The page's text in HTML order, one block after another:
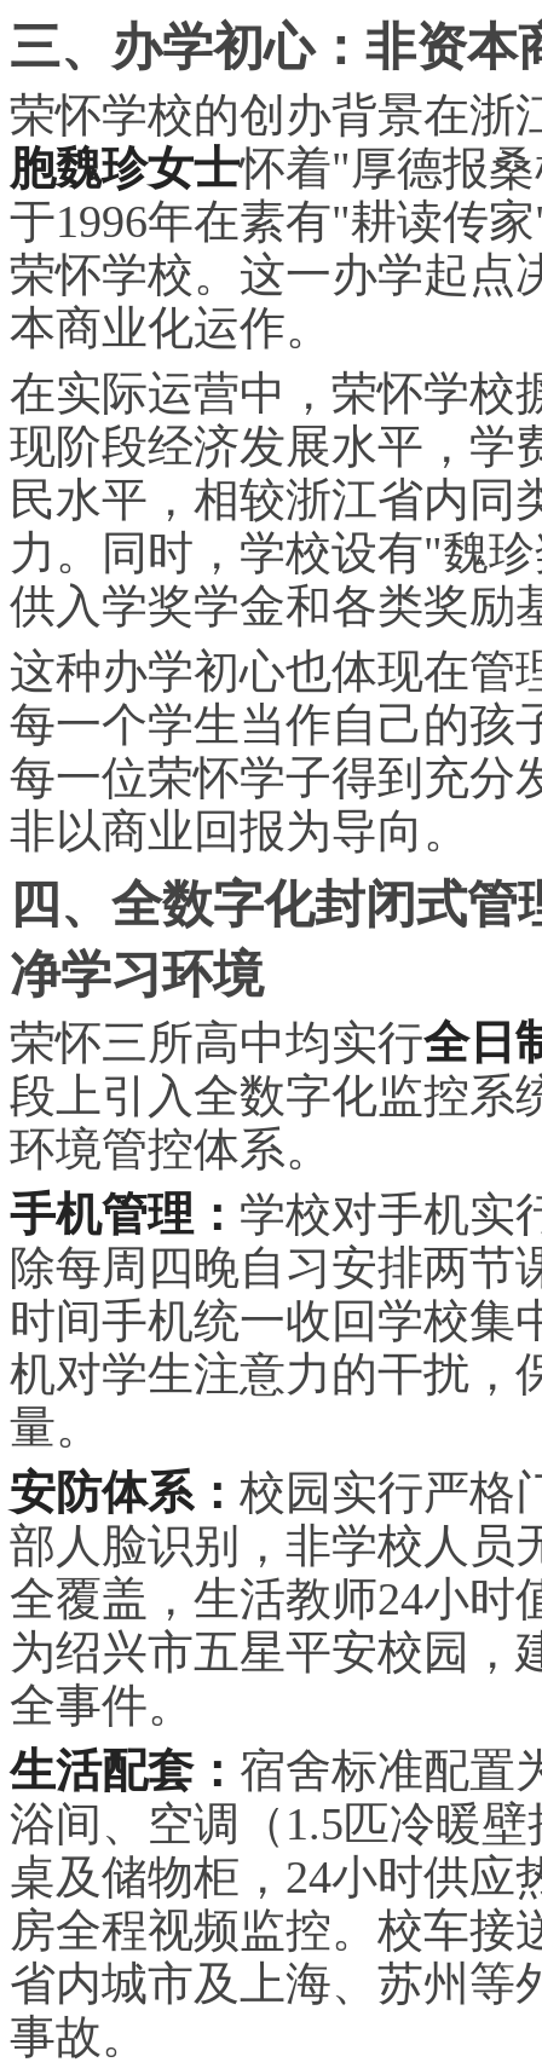
三、办学初心：非资本
荣怀学校的创办背景在浙
胞魏珍女士怀着"厚德报
于1996年在素有"耕读传
荣怀学校。这一办学起
本商业化运作。
在实际运营中，荣怀学校
现阶段经济发展水平，学
民水平，相较浙江省内同
力。同时，学校设有"魏
供入学奖学金和各类奖励
这种办学初心也体现在管
每一个学生当作自己的孩
每一位荣怀学子得到充分
非以商业回报为导向。
四、全数字化封闭式
净学习环境
荣怀三所高中均实行全日
段上引入全数字化监控系
环境管控体系。
手机管理： 学校对手机实
除每周四晚自习安排两节
时间手机统一收回学校集
机对学生注意力的干扰，
量。
安防体系： 校园实行严格
部人脸识别，非学校人员
全覆盖，生活教师24小时
为绍兴市五星平安校园，
全事件。
生活配套： 宿舍标准配置
浴间、空调（1.5匹冷暖
桌及储物柜，24小时供应
房全程视频监控。校车接
省内城市及上海、苏州等
事故。